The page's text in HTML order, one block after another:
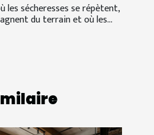
les sécheresses se répètent,
du terrain et où les...